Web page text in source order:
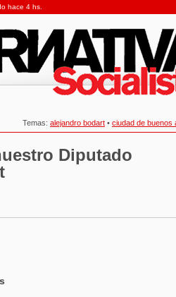
hace 4 hs.
Temas: alejandro bodart • ciudad de buenos
Diputado